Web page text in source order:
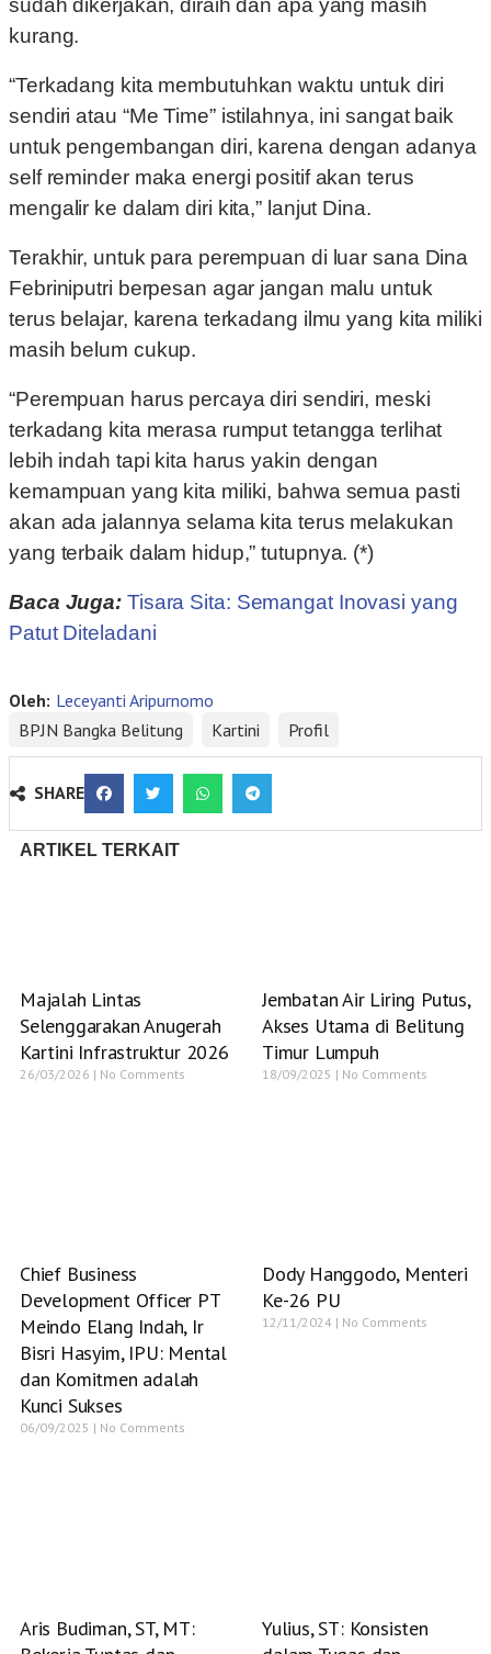
sudah dikerjakan, diraih dan apa yang masih
kurang.
“Terkadang kita membutuhkan waktu untuk diri
sendiri atau “Me Time” istilahnya, ini sangat baik
untuk pengembangan diri, karena dengan adanya
self reminder maka energi positif akan terus
mengalir ke dalam diri kita,” lanjut Dina.
Terakhir, untuk para perempuan di luar sana Dina
Febriniputri berpesan agar jangan malu untuk
terus belajar, karena terkadang ilmu yang kita miliki
masih belum cukup.
“Perempuan harus percaya diri sendiri, meski
terkadang kita merasa rumput tetangga terlihat
lebih indah tapi kita harus yakin dengan
kemampuan yang kita miliki, bahwa semua pasti
akan ada jalannya selama kita terus melakukan
yang terbaik dalam hidup,” tutupnya. (*)
Baca Juga: Tisara Sita: Semangat Inovasi yang
Patut Diteladani
Oleh: Leceyanti Aripurnomo
BPJN Bangka Belitung
Kartini Profil
SHARE
ARTIKEL TERKAIT
Majalah Lintas
Selenggarakan Anugerah
Kartini Infrastruktur 2026
26/03/2026 No Comments
Jembatan Air Liring Putus,
Akses Utama di Belitung
Timur Lumpuh
18/09/2025 No Comments
Chief Business
Development Officer PT
Meindo Elang Indah, Ir
Bisri Hasyim, IPU: Mental
dan Komitmen adalah
Kunci Sukses
06/09/2025 No Comments
Dody Hanggodo, Menteri
Ke-26 PU
12/11/2024 No Comments
Aris Budiman, ST, MT:
Yulius, ST: Konsisten